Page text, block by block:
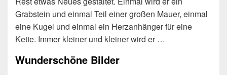
Grabstein und einmal Teil einer großen Mauer, einmal
eine Kugel und einmal ein Herzanhänger für eine
Kette. Immer kleiner und kleiner wird er …
Wunderschöne Bilder